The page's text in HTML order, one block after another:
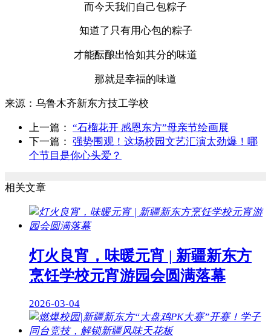
而今天我们自己包粽子
知道了只有用心包的粽子
才能酝酿出恰如其分的味道
那就是幸福的味道
来源： 乌鲁木齐新东方技工学校
上一篇： “石榴花开 感恩东方”母亲节绘画展
下一篇： 强势围观！这场校园文艺汇演太劲爆！哪
个节目是你心头爱？
相关文章
灯火良宵，味暖元宵 | 新疆新东方
烹饪学校元宵游园会圆满落幕
2026-03-04